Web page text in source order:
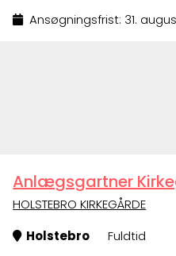
Ansøgningsfrist: 31.
Anlægsgartner
HOLSTEBRO KIRKEGÅRDE
Holstebro
Fuldtid